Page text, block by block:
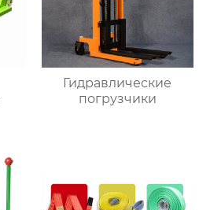
Гидравлические
погрузчики